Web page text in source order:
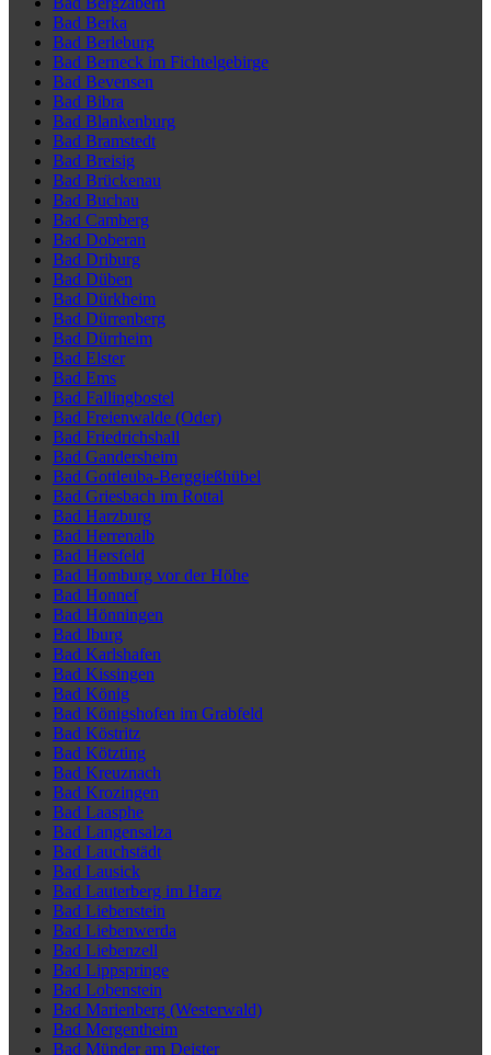
Bad Berka
Bad Berleburg
Bad Berneck im Fichtelgebirge
Bad Bevensen
Bad Bibra
Bad Blankenburg
Bad Bramstedt
Bad Breisig
Bad Brückenau
Bad Buchau
Bad Camberg
Bad Doberan
Bad Driburg
Bad Düben
Bad Dürkheim
Bad Dürrenberg
Bad Dürrheim
Bad Elster
Bad Ems
Bad Fallingbostel
Bad Freienwalde (Oder)
Bad Friedrichshall
Bad Gandersheim
Bad Gottleuba-Berggießhübel
Bad Griesbach im Rottal
Bad Harzburg
Bad Herrenalb
Bad Hersfeld
Bad Homburg vor der Höhe
Bad Honnef
Bad Hönningen
Bad Iburg
Bad Karlshafen
Bad Kissingen
Bad König
Bad Königshofen im Grabfeld
Bad Köstritz
Bad Kötzting
Bad Kreuznach
Bad Krozingen
Bad Laasphe
Bad Langensalza
Bad Lauchstädt
Bad Lausick
Bad Lauterberg im Harz
Bad Liebenstein
Bad Liebenwerda
Bad Liebenzell
Bad Lippspringe
Bad Lobenstein
Bad Marienberg (Westerwald)
Bad Mergentheim
Bad Münder am Deister